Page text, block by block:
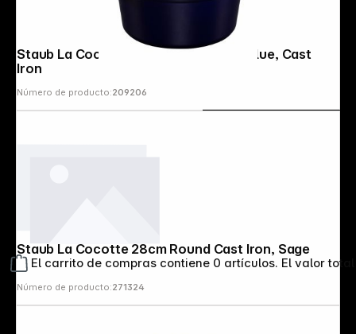
El carrito de compras contiene 0 artículos. El valor
Staub La Cocotte 28cm round, Dark Blue, Cast
Iron
Número de producto:209206
Staub La Cocotte 28cm Round Cast Iron, Sage
Número de producto:271324